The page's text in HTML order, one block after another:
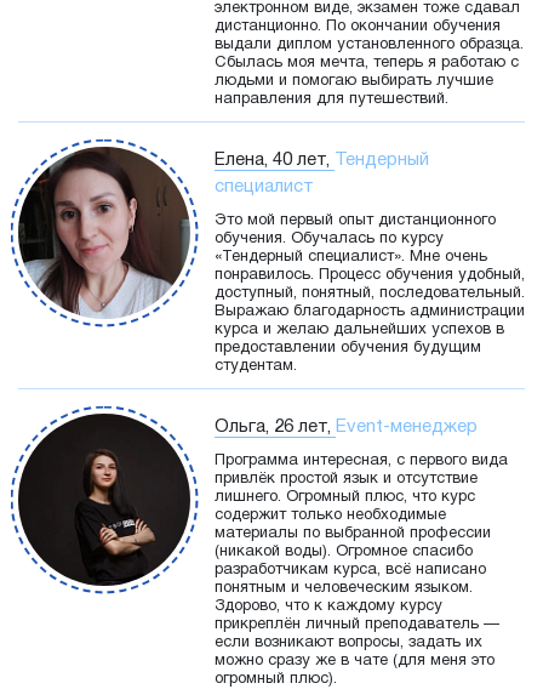
электронном виде, экзамен тоже сдавал
дистанционно. По окончании обучения
выдали диплом установленного образца.
Сбылась моя мечта, теперь я работаю с
людьми и помогаю выбирать лучшие
направления для путешествий.
Елена, 40 лет,
Тендерный
специалист
Это мой первый опыт дистанционного
обучения. Обучалась по курсу
«Тендерный специалист». Мне очень
понравилось. Процесс обучения удобный,
доступный, понятный, последовательный.
Выражаю благодарность администрации
курса и желаю дальнейших успехов в
предоставлении обучения будущим
студентам.
Ольга, 26 лет, Event-менеджер
Программа интересная, с первого вида
привлёк простой язык и отсутствие
лишнего. Огромный плюс, что курс
содержит только необходимые
материалы по выбранной профессии
(никакой воды). Огромное спасибо
разработчикам курса, всё написано
понятным и человеческим языком.
Здорово, что к каждому курсу
прикреплён личный преподаватель —
если возникают вопросы, задать их
можно сразу же в чате (для меня это
огромный плюс).